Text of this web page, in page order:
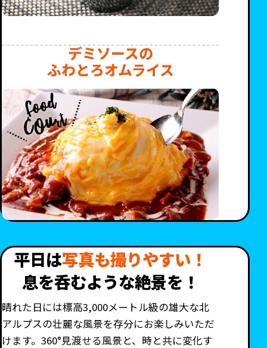
デミソースの
ふわとろオムライス
平日は写真も撮りやすい！
息を呑むような絶景を！
晴れた日には標高3,000メートル級の雄大な北
アルプスの壮麗な風景を存分にお楽しみいただ
けます。360°見渡せる風景と、時と共に変化す